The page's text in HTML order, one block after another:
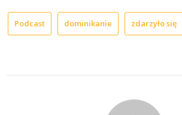
Podcast dominikanie zdarzyło się